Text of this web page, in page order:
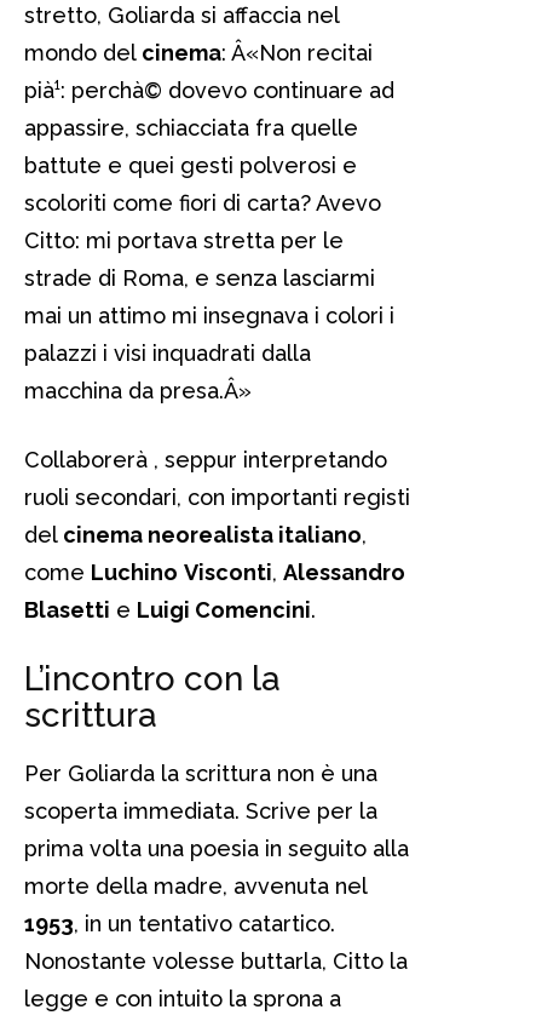
stretto, Goliarda si affaccia nel
mondo del cinema: Â«Non recitai
pià¹: perchà© dovevo continuare ad
appassire, schiacciata fra quelle
battute e quei gesti polverosi e
scoloriti come fiori di carta? Avevo
Citto: mi portava stretta per le
strade di Roma, e senza lasciarmi
mai un attimo mi insegnava i colori i
palazzi i visi inquadrati dalla
macchina da presa.Â»
Collaborerà , seppur interpretando
ruoli secondari, con importanti registi
del cinema neorealista italiano,
come Luchino Visconti, Alessandro
Blasetti e Luigi Comencini.
L’incontro con la
scrittura
Per Goliarda la scrittura non è una
scoperta immediata. Scrive per la
prima volta una poesia in seguito alla
morte della madre, avvenuta nel
1953, in un tentativo catartico.
Nonostante volesse buttarla, Citto la
legge e con intuito la sprona a